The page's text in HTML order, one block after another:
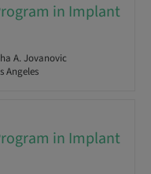
in Implant
A. Jovanovic
Angeles
in Implant